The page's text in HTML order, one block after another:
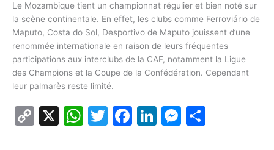
Le Mozambique tient un championnat régulier et bien noté sur
la scène continentale. En effet, les clubs comme Ferroviário de
Maputo, Costa do Sol, Desportivo de Maputo jouissent d’une
renommée internationale en raison de leurs fréquentes
participations aux interclubs de la CAF, notamment la Ligue
des Champions et la Coupe de la Confédération. Cependant
leur palmarès reste limité.
C
o
X
W
h
T
w
F
a
Li
n
M
e ar